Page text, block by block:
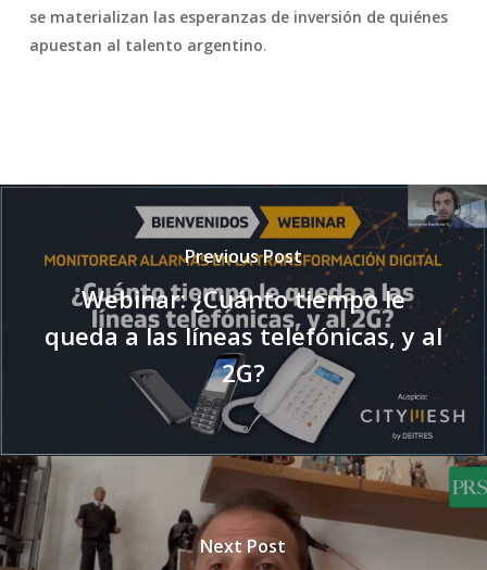
se materializan las esperanzas de inversión de quiénes
apuestan al talento argentino.
Previous Post
Webinar: ¿Cuánto tiempo le
queda a las líneas telefónicas, y al
2G?
Next Post